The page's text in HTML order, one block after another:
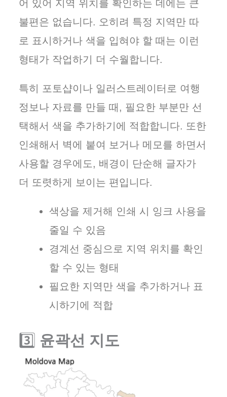
어 있어 지역 위치를 확인하는 데에는 큰
불편은 없습니다. 오히려 특정 지역만 따
로 표시하거나 색을 입혀야 할 때는 이런
형태가 작업하기 더 수월합니다.
특히 포토샵이나 일러스트레이터로 여행
정보나 자료를 만들 때, 필요한 부분만 선
택해서 색을 추가하기에 적합합니다. 또한
인쇄해서 벽에 붙여 보거나 메모를 하면서
사용할 경우에도, 배경이 단순해 글자가
더 또렷하게 보이는 편입니다.
색상을 제거해 인쇄 시 잉크 사용을
줄일 수 있음
경계선 중심으로 지역 위치를 확인
할 수 있는 형태
필요한 지역만 색을 추가하거나 표
시하기에 적합
3️⃣ 윤곽선 지도